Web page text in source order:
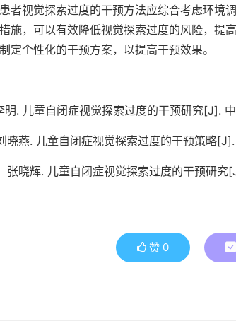
者视觉探索过度的干预方法应综合考虑环境
施，可以有效降低视觉探索过度的风险，提
定个性化的干预方案，以提高干预效果。
明. 儿童自闭症视觉探索过度的干预研究[J].
晓燕. 儿童自闭症视觉探索过度的干预策略
张晓辉. 儿童自闭症视觉探索过度的干预研
赞 0